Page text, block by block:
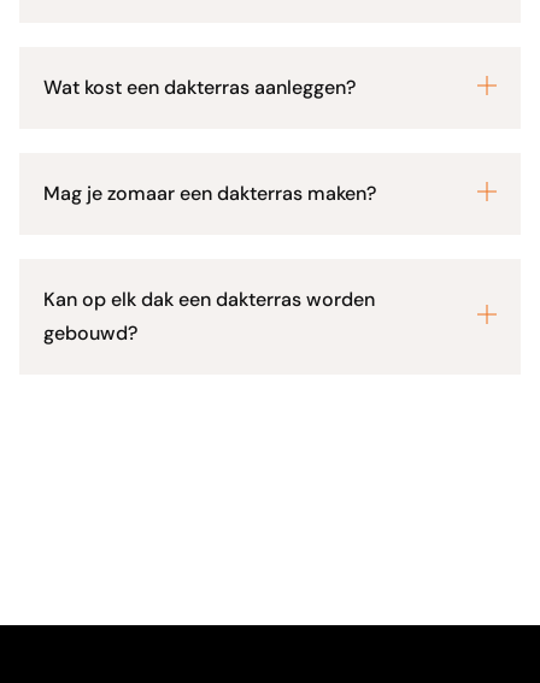
Wat kost een dakterras aanleggen?
Mag je zomaar een dakterras maken?
Kan op elk dak een dakterras worden
gebouwd?